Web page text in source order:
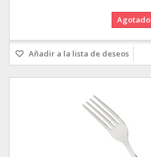
Agotado
Añadir a la lista de deseos